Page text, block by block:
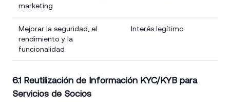
marketing
Mejorar la seguridad, el
rendimiento y la
funcionalidad
Interés legítimo
6.1 Reutilización de Información KYC/KYB para
Servicios de Socios